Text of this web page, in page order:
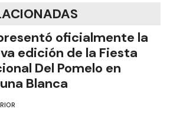
oficialmente la
edición de la Fiesta
Del Pomelo en
Blanca